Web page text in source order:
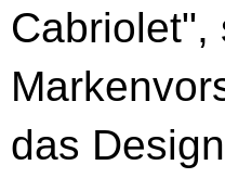
Cabriolet",
das